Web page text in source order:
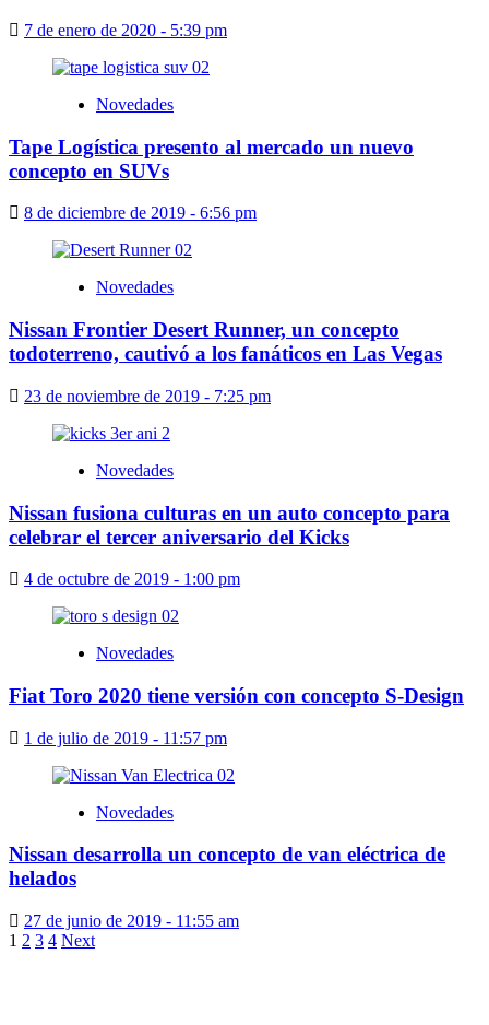
7 de enero de 2020 - 5:39 pm
Novedades
Tape Logística presento al mercado un nuevo
concepto en SUVs
8 de diciembre de 2019 - 6:56 pm
Novedades
Nissan Frontier Desert Runner, un concepto
todoterreno, cautivó a los fanáticos en Las Vegas
23 de noviembre de 2019 - 7:25 pm
Novedades
Nissan fusiona culturas en un auto concepto para
celebrar el tercer aniversario del Kicks
4 de octubre de 2019 - 1:00 pm
Novedades
Fiat Toro 2020 tiene versión con concepto S-Design
1 de julio de 2019 - 11:57 pm
Novedades
Nissan desarrolla un concepto de van eléctrica de
helados
27 de junio de 2019 - 11:55 am
Paginación
1 2 3 4 Next